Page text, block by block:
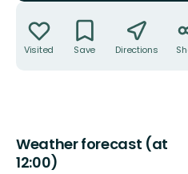
Visited Save Directions
Weather forecast (at
12:00)